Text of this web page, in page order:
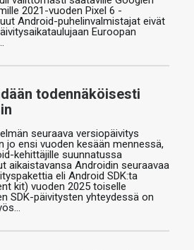
2021-vuoden Pixel 6 -
Android-puhelinvalmistajat eivät
Euroopan
todennäköisesti
seuraava versiopäivitys
jo ensi vuoden kesään mennessä,
kehittäjille suunnatussa
aikaistavansa Androidin seuraavaa
eli Android SDK:ta
kit) vuoden 2025 toiselle
SDK-päivitysten yhteydessä on